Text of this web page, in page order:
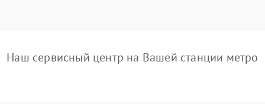
Наш сервисный центр на Вашей станции метро